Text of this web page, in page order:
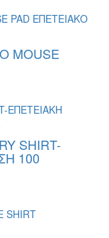
MOUSE
SHIRT-
100